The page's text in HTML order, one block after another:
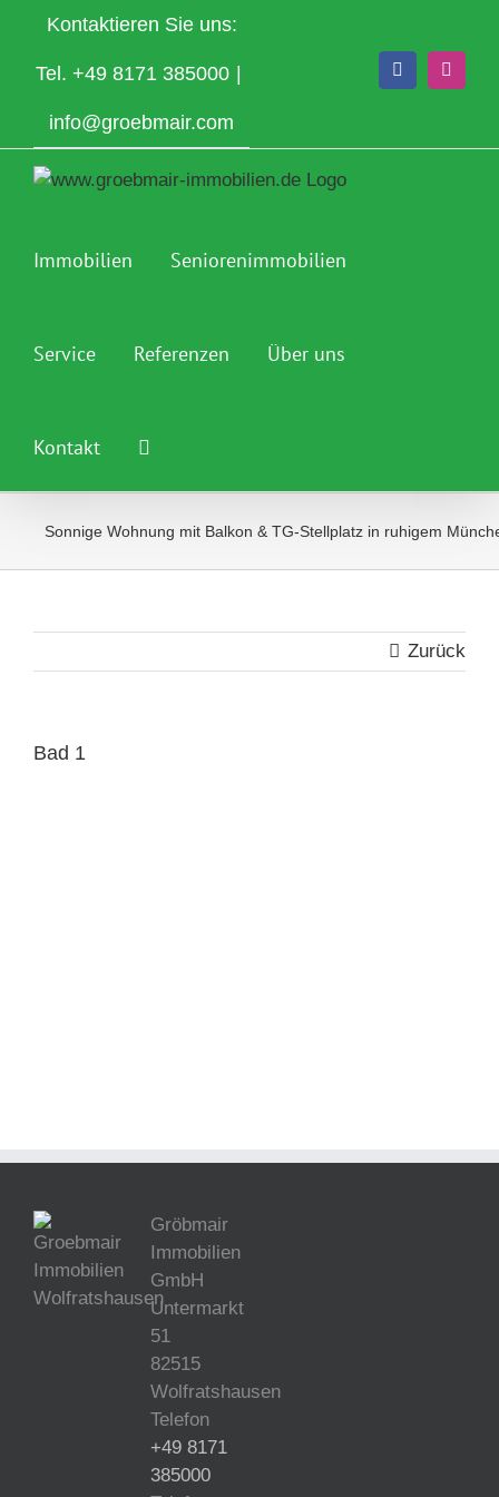
springen
Kontaktieren Sie uns:
Tel. +49 8171 385000
info@groebmair.com
Facebook
Immobilien Seniorenimmobilien
Service Referenzen Über uns
Kontakt
Sonnige Wohnung mit Balkon & TG-Stellplatz in ruhigem
Zurück
Bad 1
Gröbmair
Immobilien
GmbH
Untermarkt
51
82515
Wolfratshausen
Telefon
+49 8171
385000